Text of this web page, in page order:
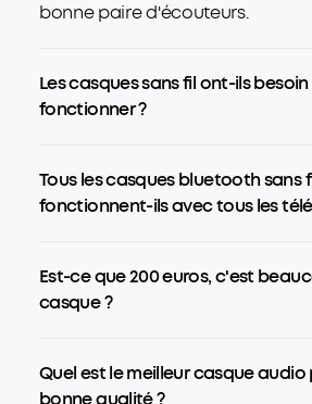
bonne paire d'écouteurs.
Les casques sans fil ont-ils
fonctionner ?
Tous les casques bluetooth sans
fonctionnent-ils avec tous les
Est-ce que 200 euros, c'est
casque ?
Quel est le meilleur casque
bonne qualité ?